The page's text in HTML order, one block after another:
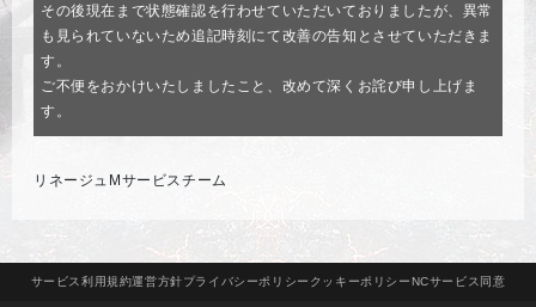
その後現在まで状態確認を行わせていただいておりましたが、異常
も見られていないため追記時刻にて改善の告知とさせていただきま
す。
ご不便をおかけいたしましたこと、改めて深くお詫び申し上げま
す。
リネージュMサービスチーム
サービス 利用規約運営方針プライバシーポリシー クッキーポリシーNCサービス 同意